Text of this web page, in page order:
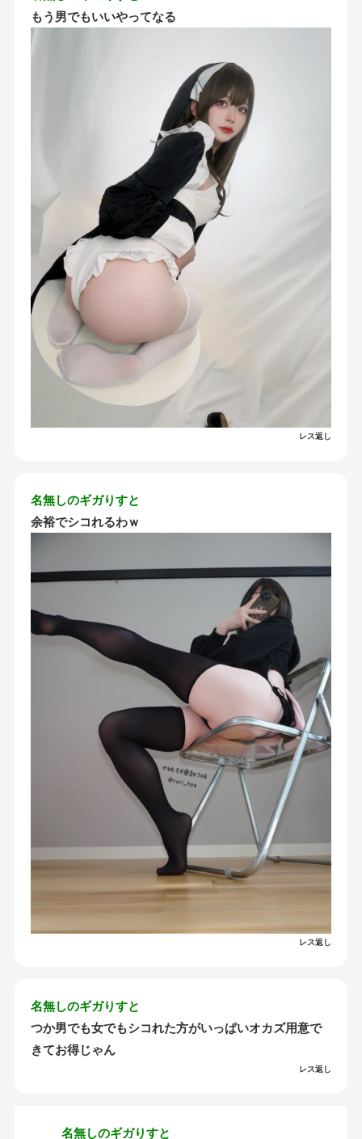
もう男でもいいやってなる
レス返し
名無しのギガりすと
余裕でシコれるわｗ
レス返し
名無しのギガりすと
つか男でも女でもシコれた方がいっぱいオカズ用意で
きてお得じゃん
レス返し
名無しのギガりすと